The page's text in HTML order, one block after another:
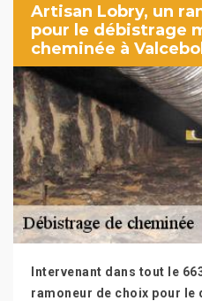
Artisan Lobry, un
pour le débistrage
cheminée à
Intervenant dans tout le
ramoneur de choix pour le